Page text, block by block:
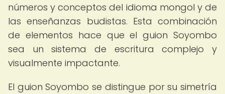
números y conceptos del idioma mongol y de
las enseñanzas budistas. Esta combinación
de elementos hace que el guion Soyombo
sea un sistema de escritura complejo y
visualmente impactante.
El guion Soyombo se distingue por su simetría